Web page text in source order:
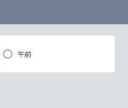
午前